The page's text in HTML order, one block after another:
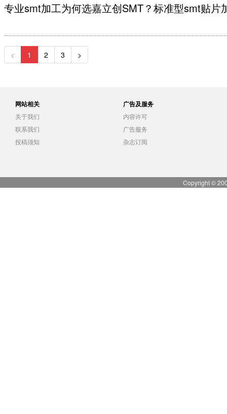
专业smt加工为何选嘉立创SMT？标准型smt贴片
< 1 2 3 >
网站相关
关于我们
联系我们
投稿须知
广告及服务
内容许可
广告服务
杂志订阅
Copyright ©